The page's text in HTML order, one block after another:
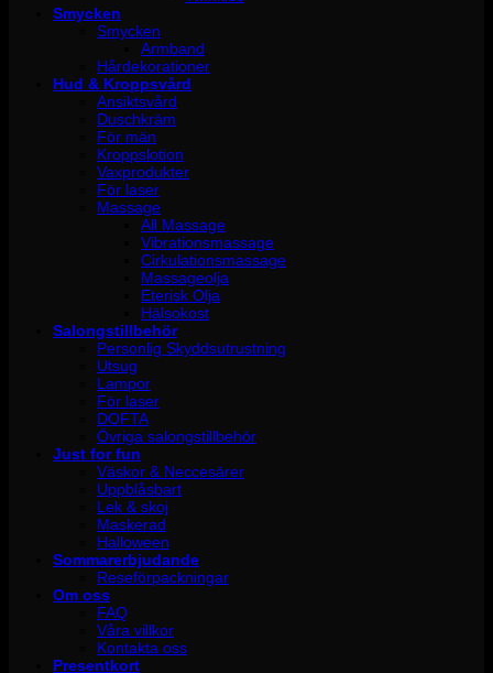
Smycken
Smycken
Armband
Hårdekorationer
Hud & Kroppsvård
Ansiktsvård
Duschkräm
För män
Kroppslotion
Vaxprodukter
För laser
Massage
All Massage
Vibrationsmassage
Cirkulationsmassage
Massageolja
Eterisk Olja
Hälsokost
Salongstillbehör
Personlig Skyddsutrustning
Utsug
Lampor
För laser
DOFTA
Övriga salongstillbehör
Just for fun
Väskor & Neccesärer
Uppblåsbart
Lek & skoj
Maskerad
Halloween
Sommarerbjudande
Reseförpackningar
Om oss
FAQ
Våra villkor
Kontakta oss
Presentkort